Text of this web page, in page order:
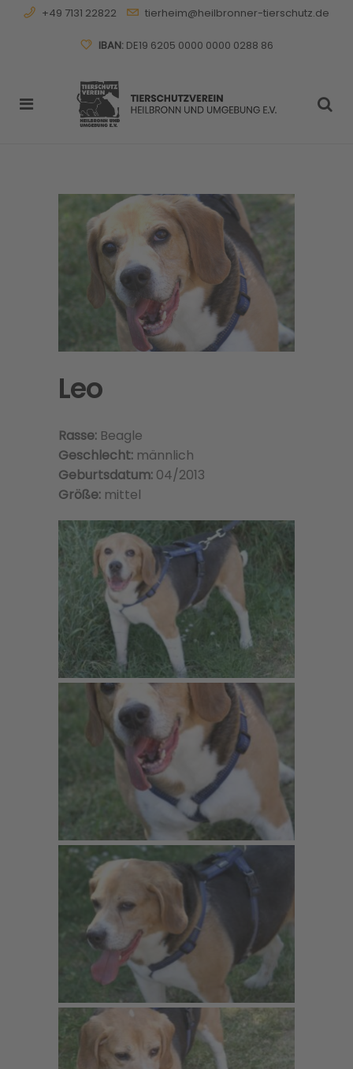
+49 7131 22822 tierheim@heilbronner-tierschutz.de
IBAN:DE19 6205 0000 0000 0288 86
Leo
Rasse: Beagle
Geschlecht: männlich
Geburtsdatum: 04/2013
Größe: mittel